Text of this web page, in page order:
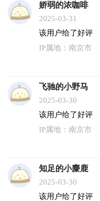
娇弱的浓咖啡
2025-03-31
该用户给了好评
IP属地：南京市
飞驰的小野马
2025-03-30
该用户给了好评
IP属地：南京市
知足的小麋鹿
2025-03-30
该用户给了好评